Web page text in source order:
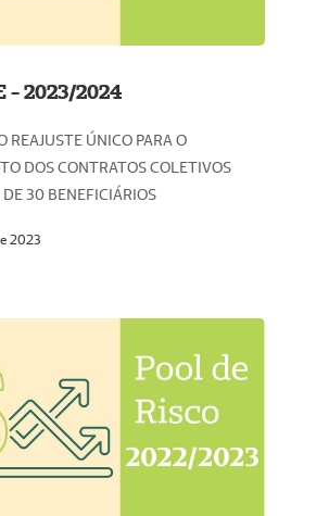
- 2023/2024
REAJUSTE ÚNICO PARA O
DOS CONTRATOS COLETIVOS
30 BENEFICIÁRIOS
2023